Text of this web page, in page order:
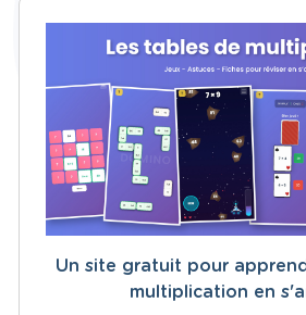
Un site gratuit pour
multiplication en